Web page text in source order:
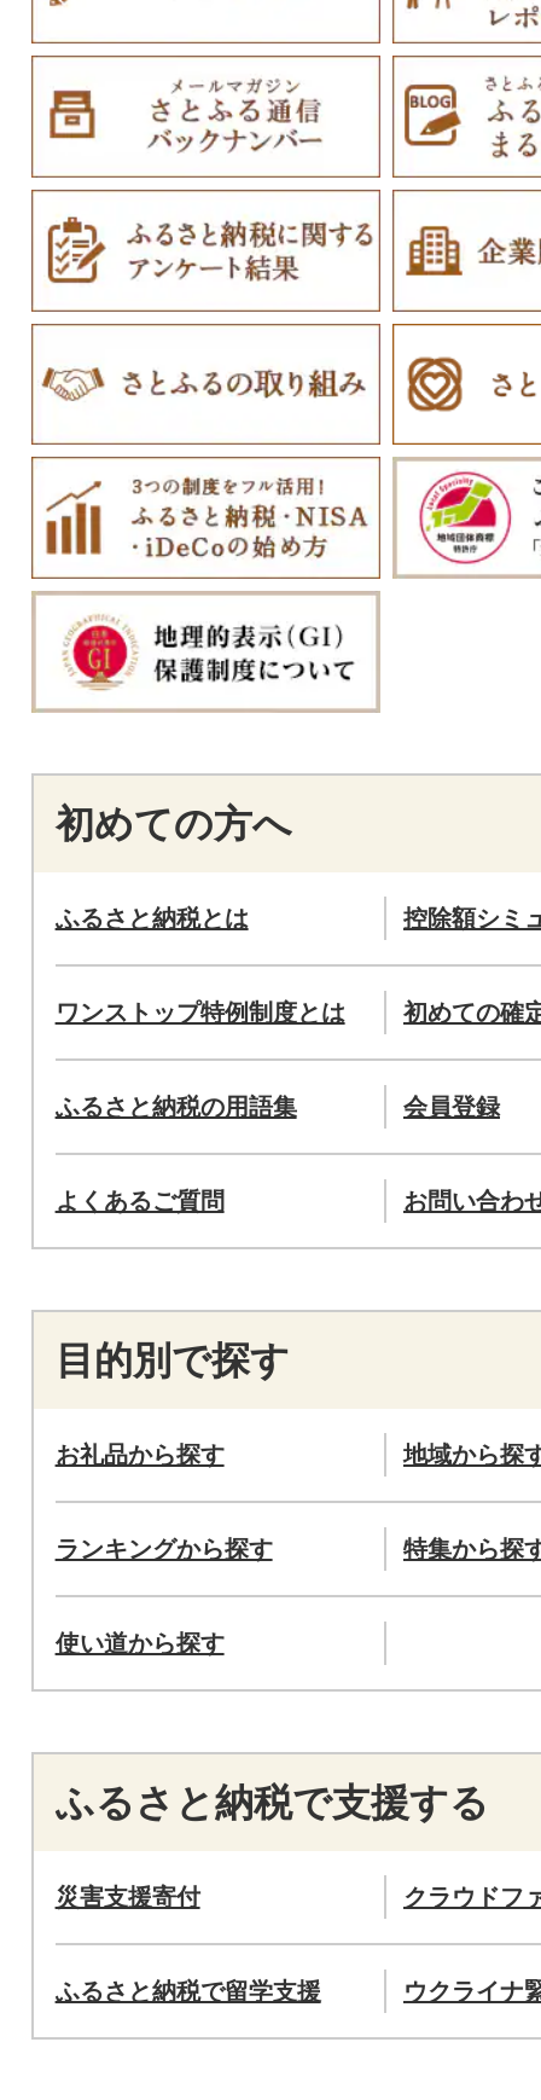
初めての方へ
ふるさと納税とは 控除額シミ
ワンストップ特例制度とは 初めての確
ふるさと納税の用語集 会員登録
よくあるご質問 お問い合わ
目的別で探す
お礼品から探す 地域から探
ランキングから探す 特集から探
使い道から探す
ふるさと納税で支援する
災害支援寄付 クラウドフ
ふるさと納税で留学支援 ウクライナ